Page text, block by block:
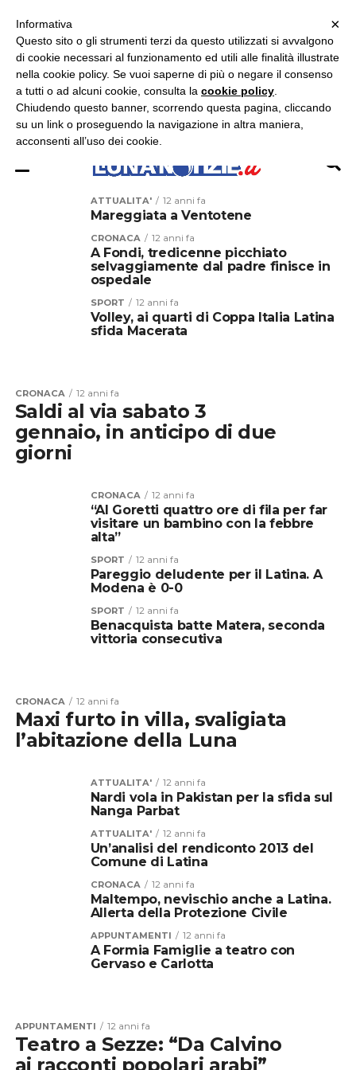
ASCOLTA RADIO LUNA
ATTUALITA' 12 anni fa
Mareggiata a Ventotene
CRONACA 12 anni fa
A Fondi, tredicenne picchiato
selvaggiamente dal padre finisce in
ospedale
SPORT 12 anni fa
Volley, ai quarti di Coppa Italia Latina
sfida Macerata
CRONACA 12 anni fa
Saldi al via sabato 3
gennaio, in anticipo di due
giorni
CRONACA 12 anni fa
“Al Goretti quattro ore di fila per far
visitare un bambino con la febbre
alta”
SPORT 12 anni fa
Pareggio deludente per il Latina. A
Modena è 0-0
SPORT 12 anni fa
Benacquista batte Matera, seconda
vittoria consecutiva
CRONACA 12 anni fa
Maxi furto in villa, svaligiata
l’abitazione della Luna
ATTUALITA' 12 anni fa
Nardi vola in Pakistan per la sfida sul
Nanga Parbat
ATTUALITA' 12 anni fa
Un’analisi del rendiconto 2013 del
Comune di Latina
CRONACA 12 anni fa
Maltempo, nevischio anche a Latina.
Allerta della Protezione Civile
APPUNTAMENTI 12 anni fa
A Formia Famiglie a teatro con
Gervaso e Carlotta
APPUNTAMENTI 12 anni fa
Teatro a Sezze: “Da Calvino
ai racconti popolari arabi”
×
×
Informativa
Questo sito o gli strumenti terzi da questo utilizzati si avvalgono
di cookie necessari al funzionamento ed utili alle finalità illustrate
nella cookie policy. Se vuoi saperne di più o negare il consenso
a tutti o ad alcuni cookie, consulta la cookie policy
Chiudendo questo banner, scorrendo questa pagina, cliccando
su un link o proseguendo la navigazione in altra maniera,
acconsenti all’uso dei cookie.